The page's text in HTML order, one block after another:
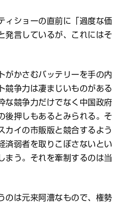
ショーの直前に「過度な価
発言しているが、これにはそ
かさむバッテリーを手の内
競争力は凄まじいものがある
な競争力だけでなく中国政府
後押しもあるとみられる。そ
カイの市販版と競合するよう
済弱者を取りこぼさないとい
まう。それを牽制するのは当
は元来阿漕なもので、権勢